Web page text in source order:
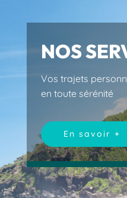
NOS
Vos trajets
en toute sérénité
En savoir +